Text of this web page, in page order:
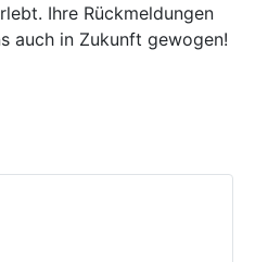
Ihre Rückmeldungen
auch in Zukunft gewogen!